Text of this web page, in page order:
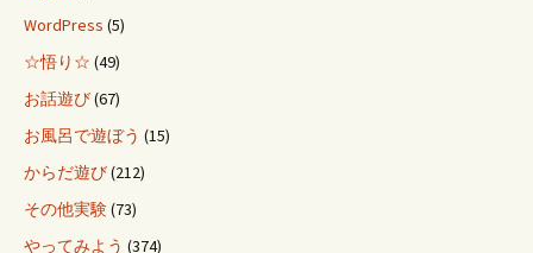
WordPress (5)
☆悟り☆ (49)
お話遊び(67)
お風呂で遊ぼう (15)
からだ遊び(212)
その他実験(73)
やってみよう (374)